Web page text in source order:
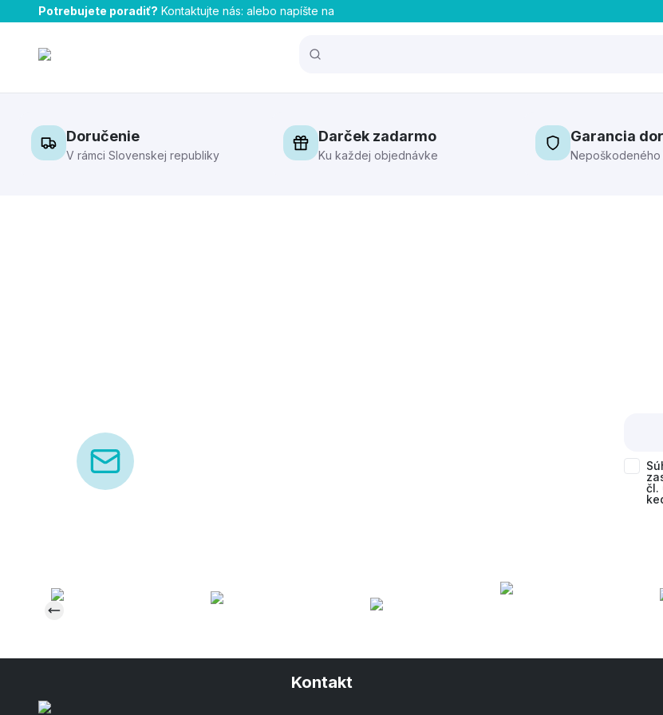
Potrebujete poradiť? Kontaktujte nás: alebo napíšte na
Doručenie
V rámci Slovenskej republiky
Darček zadarmo
Ku každej objednávke
Garancia
Nepoškodeného
čl.
Kontakt